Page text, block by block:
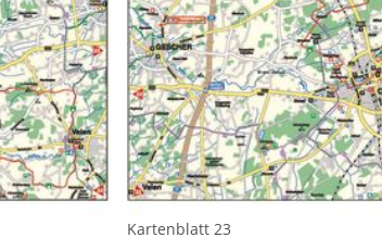
Kartenblatt 23